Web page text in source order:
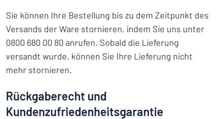
Sie können Ihre Bestellung bis zu dem Zeitpunkt des
Versands der Ware stornieren, indem Sie uns unter
0800 680 00 80 anrufen. Sobald die Lieferung
versandt wurde, können Sie Ihre Lieferung nicht
mehr stornieren.
Rückgaberecht und
Kundenzufriedenheitsgarantie